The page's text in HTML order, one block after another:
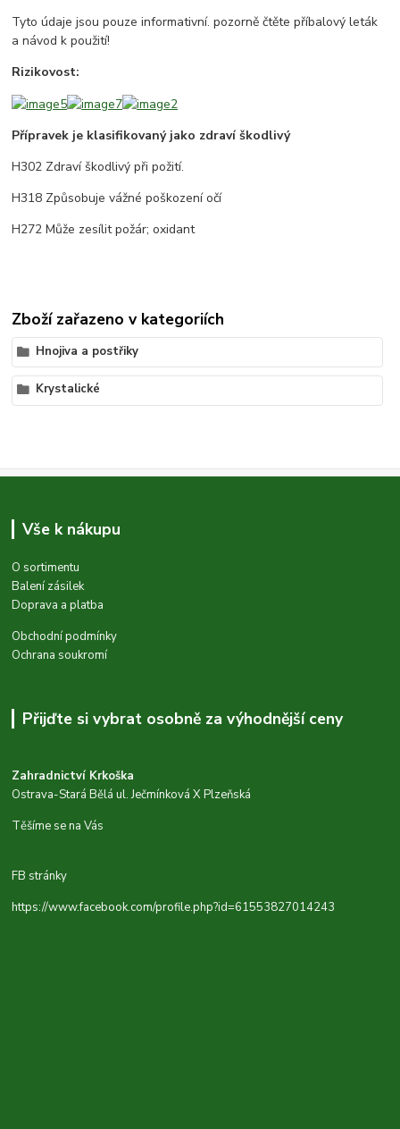
Tyto údaje jsou pouze informativní. pozorně čtěte příbalový leták
a návod k použití!
Rizikovost:
Přípravek je klasifikovaný jako zdraví škodlivý
H302 Zdraví škodlivý při požití.
H318 Způsobuje vážné poškození očí
H272 Může zesílit požár; oxidant
Zboží zařazeno v kategoriích
Hnojiva a postřiky
Krystalické
Vše k nákupu
O sortimentu
Balení zásilek
Doprava a platba
Obchodní podmínky
Ochrana soukromí
Přijďte si vybrat osobně za výhodnější ceny
Zahradnictví Krkoška
Ostrava-Stará Bělá ul. Ječmínková X Plzeňská
Těšíme se na Vás
FB stránky
https://www.facebook.com/profile.php?id=61553827014243